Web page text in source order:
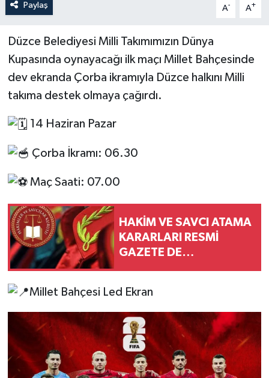
Paylaş A- A+
Düzce Belediyesi Milli Takımımızın Dünya
Kupasında oynayacağı ilk maçı Millet Bahçesinde
dev ekranda Çorba ikramıyla Düzce halkını Milli
takıma destek olmaya çağırdı.
14 Haziran Pazar
Çorba İkramı: 06.30
Maç Saati: 07.00
HAKİM VE SAVCI ATAMA
KARARLARI RESMİ
GAZETE DE
Millet Bahçesi Led Ekran